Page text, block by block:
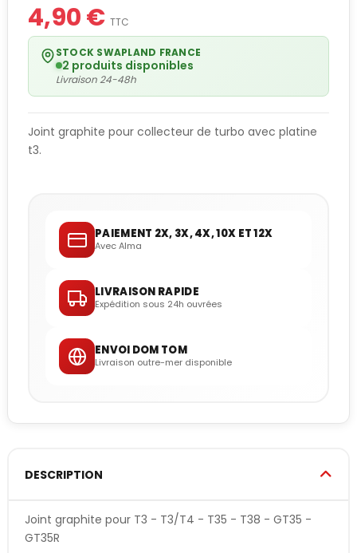
4,90 € TTC
STOCK SWAPLAND FRANCE
2 produits disponibles
Livraison 24-48h
Joint graphite pour collecteur de turbo avec platine
t3.
PAIEMENT 2X, 3X, 4X, 10X ET 12X
Avec Alma
LIVRAISON RAPIDE
Expédition sous 24h ouvrées
ENVOI DOM TOM
Livraison outre-mer disponible
DESCRIPTION
Joint graphite pour T3 - T3/T4 - T35 - T38 - GT35 -
GT35R